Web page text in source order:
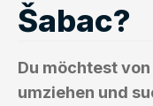
Šabac?
Du möchtest
umziehen und